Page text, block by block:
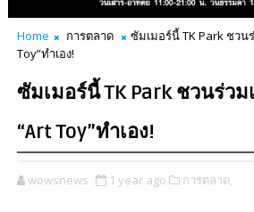
Home การตลาด
ซัมเมอร์นี้ TK Park ชวน
Toy”ทำเอง!
ซัมเมอร์นี้ TK Park ชวนร่วม
“Art Toy”ทำเอง!
wowsnews 1 year ago การตลาด,